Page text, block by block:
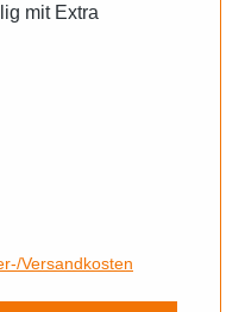
mit Extra
Versandkosten